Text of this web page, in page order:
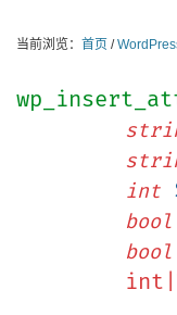
当前浏览： 首页 /
int
bool
bool
int|